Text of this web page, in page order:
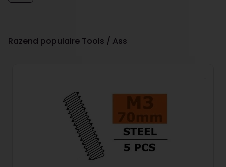
Razend populaire Tools / Ass